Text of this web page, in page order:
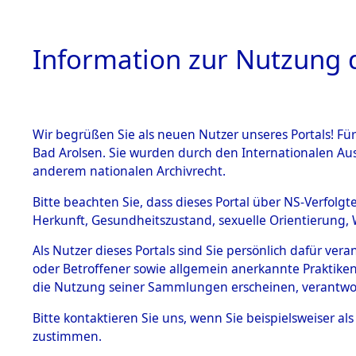
HOME
BESTÄNDE
Inhaftierungsdoku
mente
5. Verschiedenes
Todesmärsche
5.3.1 Alliierte
vorm
Leichen
Information zur Nutzung
Wir begrüßen Sie als neuen Nutzer unseres Portals!
Bad Arolsen. Sie wurden durch den Internationalen
anderem nationalen Archivrecht.
Bitte beachten Sie, dass dieses Portal über NS-
Herkunft, Gesundheitszustand, sexuelle
Als Nutzer dieses Portals sind Sie persönlich dafür
oder Betroffener sowie allgemein anerkannte
die Nutzung seiner Sammlungen erscheinen,
Bitte kontaktieren Sie uns, wenn Sie beispielsweiser
zustimmen.